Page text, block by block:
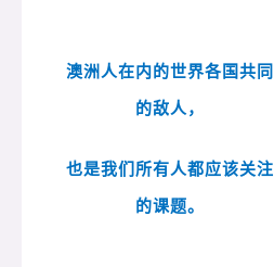
澳洲人在内的世界各国共同
的敌人，
也是我们所有人都应该关注
的课题。